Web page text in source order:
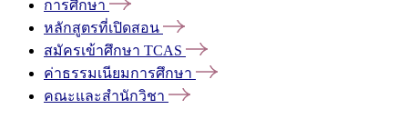
การศึกษา
หลักสูตรที่เปิดสอน
สมัครเข้าศึกษา TCAS
ค่าธรรมเนียมการศึกษา
คณะและสำนักวิชา